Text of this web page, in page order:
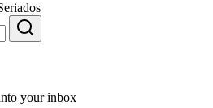
your inbox